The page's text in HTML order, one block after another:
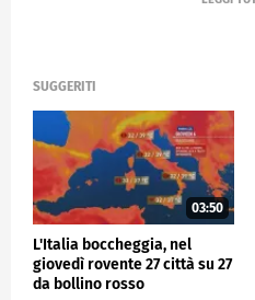
SUGGERITI
03:50
L'Italia boccheggia, nel
giovedì rovente 27 città su 27
da bollino rosso